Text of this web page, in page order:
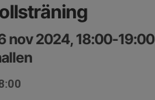
nov 2024, 18:00-19:00